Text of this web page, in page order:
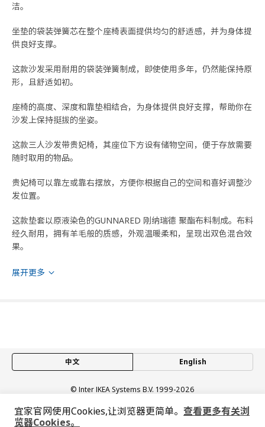
洁。
坐垫的袋装弹簧芯在整个座椅表面提供均匀的舒适感，并为身体提
供良好支撑。
这款沙发采用耐用的袋装弹簧制成，即使使用多年，仍然能保持原
形，且舒适如初。
座椅的高度、深度和靠垫相结合，为身体提供良好支撑，帮助你在
沙发上保持挺拔的坐姿。
这款三人沙发带贵妃椅，其座位下方设有储物空间，便于存放需要
随时取用的物品。
贵妃椅可以靠左或靠右摆放，方便你根据自己的空间和喜好调整沙
发位置。
这款垫套以原液染色的GUNNARED 刚纳瑞德 聚酯布料制成。布料
经久耐用，拥有羊毛般的质感，外观温暖柔和，呈现出双色混合效
果。
垫套可拆卸、机洗，便于保持清洁。
经测试，外罩的抗磨损能力可承受 50,000次循环测试。 能够经受
住15,000次及以上循环测试次数的家具即适合家中日常使用。 而
能够经受住30,000次以上，则意味着产品具有优良的抗摩擦性能。
这款框架罩的耐光性为6级（防褪色性能），等级范围为1至8级。
展开更多
中文 English
© Inter IKEA Systems B.V. 1999-2026
上海工商
沪公网安备 31010402001069号
宜家官网使用Cookies,让浏览器更简单。 查看更多有关浏
览器Cookies。